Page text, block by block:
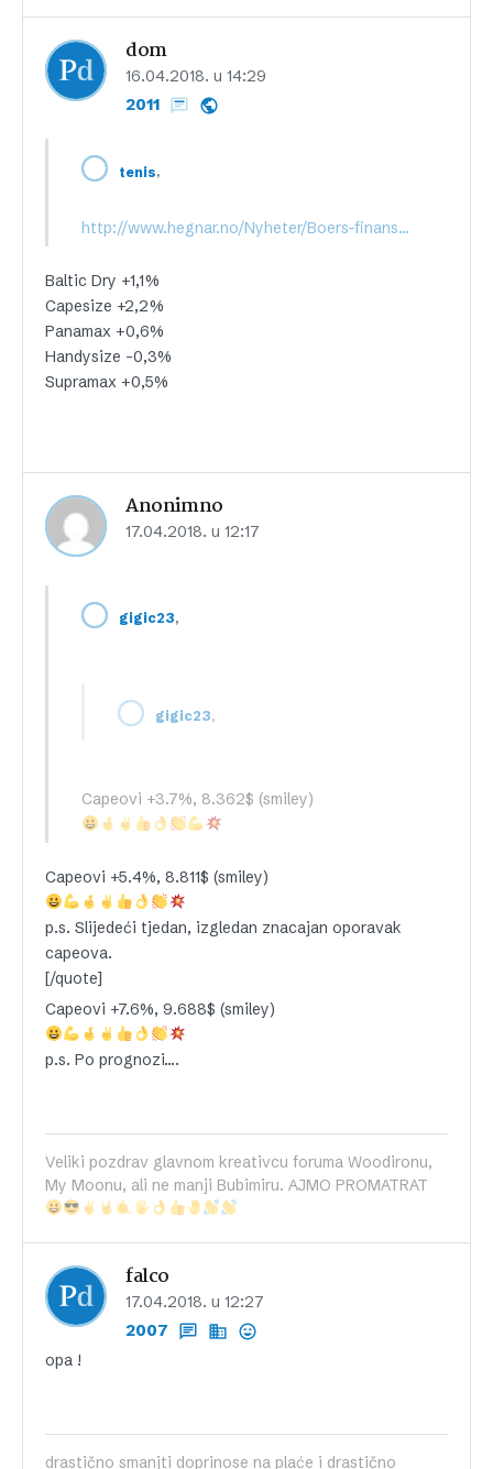
dom
16.04.2018. u 14:29
2011
tenis,
http://www.hegnar.no/Nyheter/Boers-finans/2018/04/Slik-gaar-det-med-toerrbulk-aksjene5
Baltic Dry +1,1%
Capesize +2,2%
Panamax +0,6%
Handysize -0,3%
Supramax +0,5%
Anonimno
17.04.2018. u 12:17
gigic23,
gigic23,
Capeovi +3.7%, 8.362$ (smiley)
Capeovi +5.4%, 8.811$ (smiley)
p.s. Slijedeći tjedan, izgledan znacajan oporavak
capeova.
[/quote]
Capeovi +7.6%, 9.688$ (smiley)
p.s. Po prognozi….
Veliki pozdrav glavnom kreativcu foruma Woodironu,
My Moonu, ali ne manji Bubimiru. AJMO PROMATRAT
falco
17.04.2018. u 12:27
2007
opa !
drastično smanjti doprinose na plaće i drastično